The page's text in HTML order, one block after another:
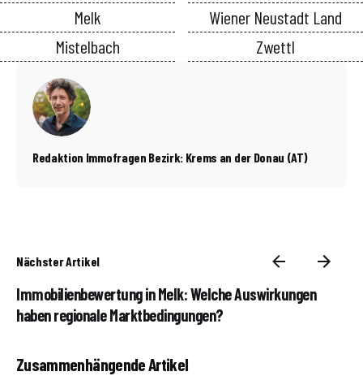
Melk
Mistelbach
Wiener Neustadt Land
Zwettl
Redaktion Immofragen Bezirk: Krems an der Donau (AT)
Nächster Artikel
Immobilienbewertung in Melk: Welche Auswirkungen
haben regionale Marktbedingungen?
Zusammenhängende Artikel